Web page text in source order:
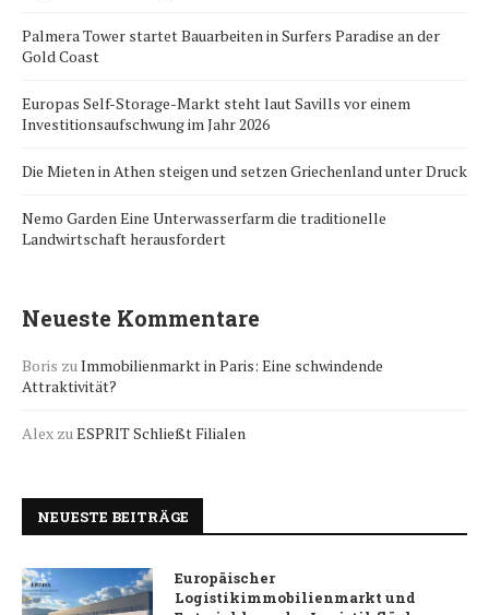
Palmera Tower startet Bauarbeiten in Surfers Paradise an der
Gold Coast
Europas Self-Storage-Markt steht laut Savills vor einem
Investitionsaufschwung im Jahr 2026
Die Mieten in Athen steigen und setzen Griechenland unter Druck
Nemo Garden Eine Unterwasserfarm die traditionelle
Landwirtschaft herausfordert
Neueste Kommentare
Boris zu Immobilienmarkt in Paris: Eine schwindende
Attraktivität?
Alex zu ESPRIT Schließt Filialen
NEUESTE BEITRÄGE
Europäischer
Logistikimmobilienmarkt und